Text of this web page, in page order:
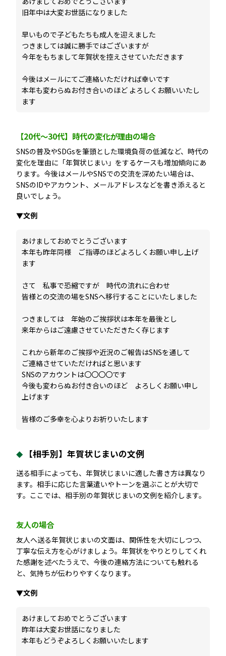
旧年中は大変お世話になりました
早いもので子どもたちも成人を迎えました
つきましては誠に勝手ではございますが
今年をもちまして年賀状を控えさせていただきます
今後はメールにてご連絡いただければ幸いです
本年も変わらぬお付き合いのほど よろしくお願いいたし
ます
【20代〜30代】時代の変化が理由の場合
SNSの普及やSDGsを筆頭とした環境負荷の低減など、時代の
変化を理由に「年賀状じまい」をするケースも増加傾向にあ
ります。今後はメールやSNSでの交流を深めたい場合は、
SNSのIDやアカウント、メールアドレスなどを書き添えると
良いでしょう。
▼文例
あけましておめでとうございます
本年も昨年同様 ご指導のほどよろしくお願い申し上げ
ます
さて 私事で恐縮ですが 時代の流れに合わせ
皆様との交流の場をSNSへ移行することにいたしました
つきましては 年始のご挨拶状は本年を最後とし
来年からはご遠慮させていただきたく存じます
これから新年のご挨拶や近況のご報告はSNSを通して
ご連絡させていただければと思います
SNSのアカウントは〇〇〇〇です
今後も変わらぬお付き合いのほど よろしくお願い申し
上げます
皆様のご多幸を心よりお祈りいたします
【相手別】年賀状じまいの文例
送る相手によっても、年賀状じまいに適した書き方は異なり
ます。相手に応じた言葉遣いやトーンを選ぶことが大切で
す。ここでは、相手別の年賀状じまいの文例を紹介します。
友人の場合
友人へ送る年賀状じまいの文面は、関係性を大切にしつつ、
丁寧な伝え方を心がけましょう。年賀状をやりとりしてくれ
た感謝を述べたうえで、今後の連絡方法についても触れる
と、気持ちが伝わりやすくなります。
▼文例
あけましておめでとうございます
昨年は大変お世話になりました
本年もどうぞよろしくお願いいたします